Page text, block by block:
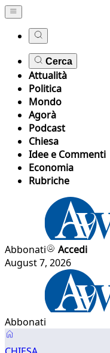
Cerca
Attualità
Politica
Mondo
Agorà
Podcast
Chiesa
Idee e Commenti
Economia
Rubriche
Abbonati
Accedi
August 7, 2026
Abbonati